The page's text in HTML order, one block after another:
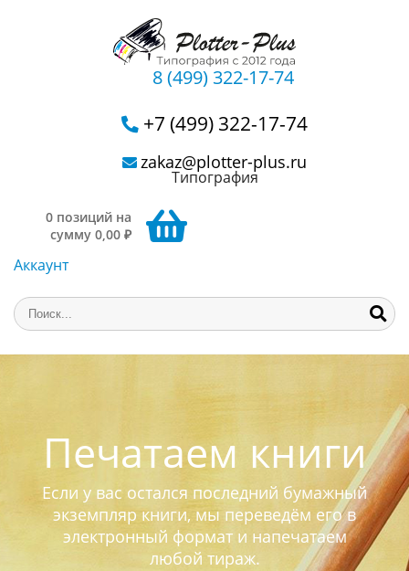
8 (499) 322-17-74
+7 (499) 322-17-74
zakaz@plotter-plus.ru
Типография
0 позиций на
сумму 0,00 ₽
Аккаунт
Печатаем книги
Если у вас остался последний бумажный
экземпляр книги, мы переведём его в
электронный формат и напечатаем
любой тираж.